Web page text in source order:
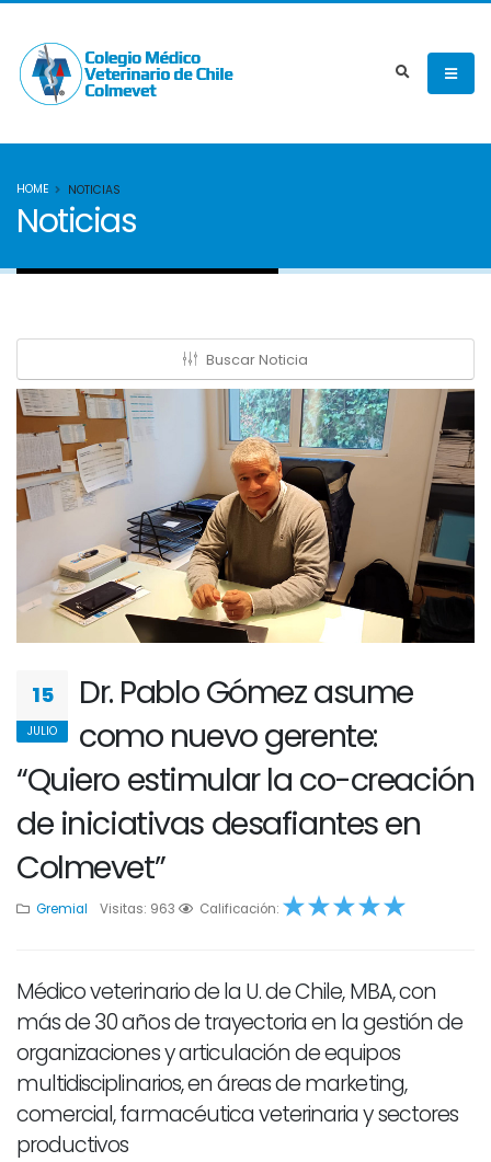
HOME NOTICIAS
Noticias
Buscar Noticia
15
JULIO
Dr. Pablo Gómez asume
como nuevo gerente:
“Quiero estimular la co-creación
de iniciativas desafiantes en
Colmevet”
Gremial Visitas: 963 Calificación:
1 2 3 4 5
Médico veterinario de la U. de Chile, MBA, con
más de 30 años de trayectoria en la gestión de
organizaciones y articulación de equipos
multidisciplinarios, en áreas de marketing,
comercial, farmacéutica veterinaria y sectores
productivos